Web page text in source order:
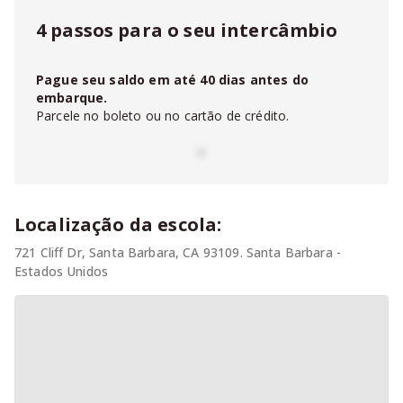
4 passos para o seu intercâmbio
Pague seu saldo em até 40dias antes do
embarque.
Parcele no boleto ou no cartão de crédito.
Localização da escola:
721 Cliff Dr, Santa Barbara, CA 93109. Santa Barbara -
Estados Unidos